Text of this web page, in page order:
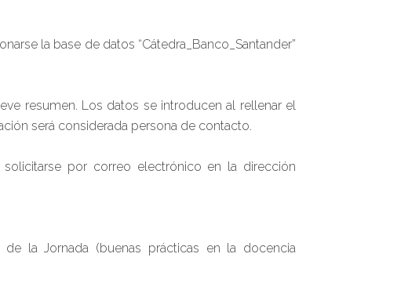
la base de datos “Cátedra_Banco_Santander”
resumen. Los datos se introducen al rellenar el
será considerada persona de contacto.
por correo electrónico en la dirección
la Jornada (buenas prácticas en la docencia